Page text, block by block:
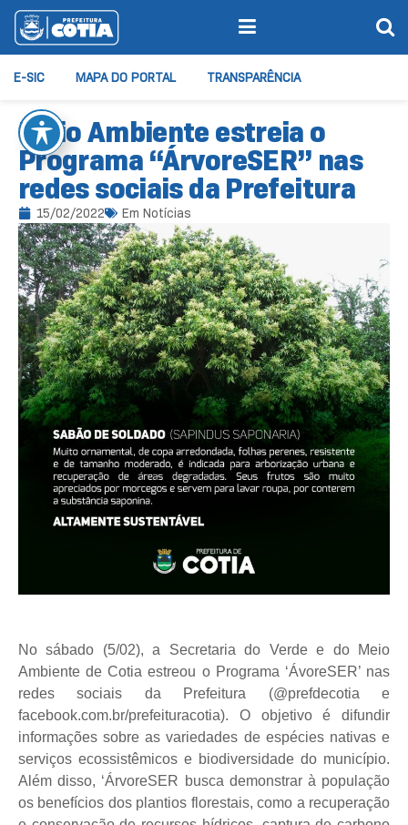
E-SIC MAPA DO PORTAL TRANSPARÊNCIA
Meio Ambiente estreia o
Programa “ÁrvoreSER” nas
redes sociais da Prefeitura
15/02/2022 Em Notícias
No sábado (5/02), a Secretaria do Verde e do Meio
Ambiente de Cotia estreou o Programa ‘ÁvoreSER’ nas
redes sociais da Prefeitura (@prefdecotia e
facebook.com.br/prefeituracotia). O objetivo é difundir
informações sobre as variedades de espécies nativas e
serviços ecossistêmicos e biodiversidade do município.
Além disso, ‘ÁrvoreSER busca demonstrar à população
os benefícios dos plantios florestais, como a recuperação